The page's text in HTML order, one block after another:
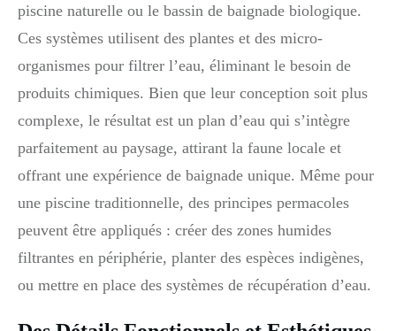
piscine naturelle ou le bassin de baignade biologique.
Ces systèmes utilisent des plantes et des micro-
organismes pour filtrer l’eau, éliminant le besoin de
produits chimiques. Bien que leur conception soit plus
complexe, le résultat est un plan d’eau qui s’intègre
parfaitement au paysage, attirant la faune locale et
offrant une expérience de baignade unique. Même pour
une piscine traditionnelle, des principes permacoles
peuvent être appliqués : créer des zones humides
filtrantes en périphérie, planter des espèces indigènes,
ou mettre en place des systèmes de récupération d’eau.